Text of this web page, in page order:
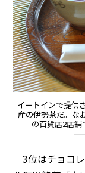
イートインで提供
産の伊勢茶だ。な
の百貨店2店舗
3位はチョコ